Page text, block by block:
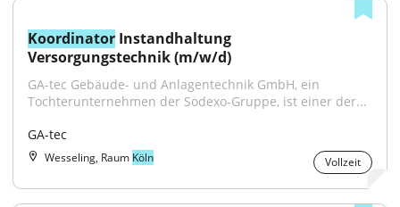
Koordinator Instandhaltung
Versorgungstechnik (m/w/d)
GA-tec Gebäude- und Anlagentechnik GmbH, ein
Tochterunternehmen der Sodexo-Gruppe, ist einer der...
GA-tec
Wesseling, Raum Köln Vollzeit